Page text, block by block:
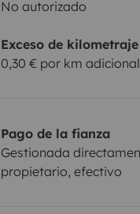
No autorizado
Exceso de kilometraje
0,30 € por km adicional
Pago de la fianza
Gestionada
propietario, efectivo